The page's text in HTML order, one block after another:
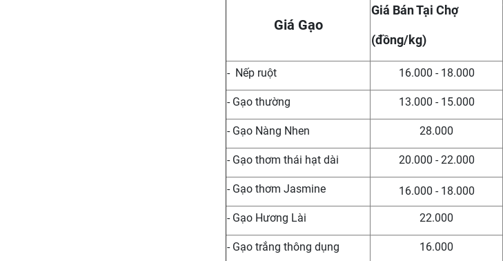
Giá Gạo
Giá Bán Tại Chợ
(đồng/kg)
- Nếp ruột 16.000 - 18.000
- Gạo thường 13.000 - 15.000
- Gạo Nàng Nhen 28.000
- Gạo thơm thái hạt dài 20.000 - 22.000
- Gạo thơm Jasmine 16.000 - 18.000
- Gạo Hương Lài 22.000
- Gạo trắng thông dụng 16.000